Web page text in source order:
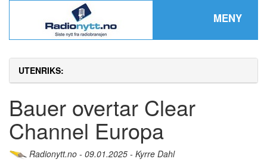
MENY
UTENRIKS:
Bauer overtar Clear
Channel Europa
Radionytt.no - 09.01.2025 - Kyrre Dahl